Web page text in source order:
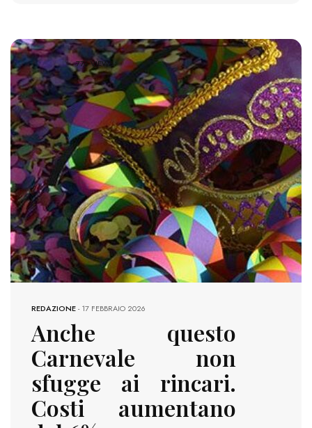
776 VIEWS
REDAZIONE-17 FEBBRAIO 2026
Anche questo
Carnevale non
sfugge ai rincari.
Costi aumentano